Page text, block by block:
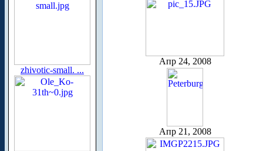
zhivotic-small. ...
Апр 24, 2008
Апр 21, 2008